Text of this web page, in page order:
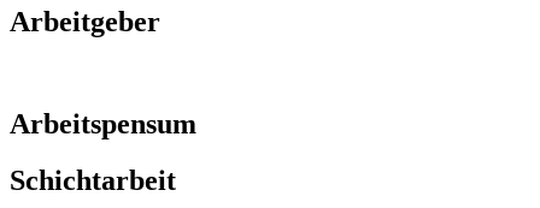
Arbeitgeber
Arbeitspensum
Schichtarbeit